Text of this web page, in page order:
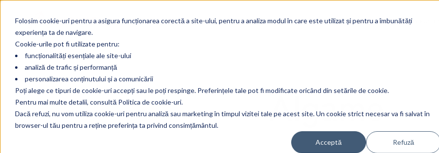
Folosim cookie-uri pentru a asigura funcționarea corectă a site-ului, pentru a analiza modul în care este utilizat și pentru a îmbunătăți
experiența ta de navigare.
Cookie-urile pot fi utilizate pentru:
funcționalități esențiale ale site-ului
analiză de trafic și performanță
personalizarea conținutului și a comunicării
Poți alege ce tipuri de cookie-uri accepți sau le poți respinge. Preferințele tale pot fi modificate oricând din setările de cookie.
Pentru mai multe detalii, consultă Politica de cookie-uri.
Dacă refuzi, nu vom utiliza cookie-uri pentru analiză sau marketing în timpul vizitei tale pe acest site. Un cookie strict necesar va fi salvat în
browser-ul tău pentru a reține preferința ta privind consimțământul.
Acceptă Refuză
AIgame